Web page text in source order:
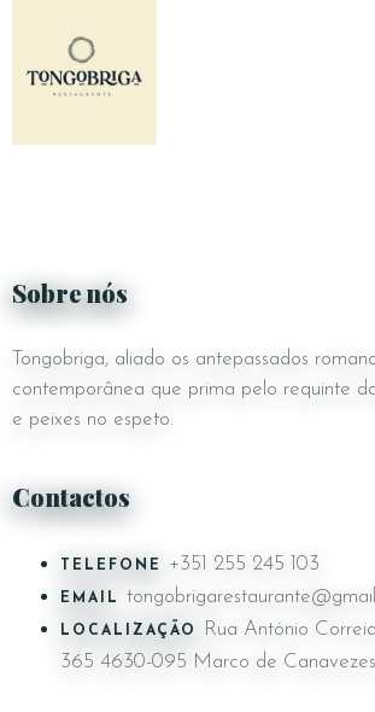
Sobre nós
Tongobriga, aliado os antepassados
contemporânea que prima pelo requinte
e peixes no espeto.
Contactos
TELEFONE +351 255 245 103
EMAIL
LOCALIZAÇÃO
Rua António
365 4630-095 Marco de